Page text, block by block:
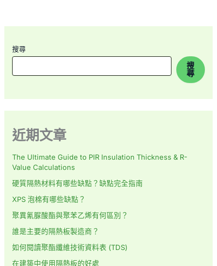
搜尋
搜
尋
近期文章
The Ultimate Guide to PIR Insulation Thickness & R-
Value Calculations
硬質隔熱材料有哪些缺點？缺點完全指南
XPS 泡棉有哪些缺點？
聚異氰脲酸酯與聚苯乙烯有何區別？
誰是主要的隔熱板製造商？
如何閱讀聚酯纖維技術資料表 (TDS)
在建築中使用隔熱板的好處